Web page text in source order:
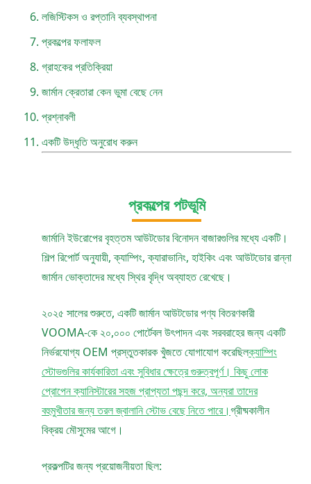
লজিস্টিকস ও রপ্তানি ব্যবস্থাপনা
প্রকল্পের ফলাফল
গ্রাহকের প্রতিক্রিয়া
জার্মান ক্রেতারা কেন ভুমা বেছে নেন
প্রশ্নাবলী
একটি উদ্ধৃতি অনুরোধ করুন
প্রকল্পের পটভূমি
জার্মানি ইউরোপের বৃহত্তম আউটডোর বিনোদন বাজারগুলির মধ্যে একটি।
শিল্প রিপোর্ট অনুযায়ী, ক্যাম্পিং, ক্যারাভানিং, হাইকিং এবং আউটডোর রান্না
জার্মান ভোক্তাদের মধ্যে স্থির বৃদ্ধি অব্যাহত রেখেছে।
২০২৫ সালের শুরুতে, একটি জার্মান আউটডোর পণ্য বিতরণকারী
VOOMA-কে ২০,০০০ পোর্টেবল উৎপাদন এবং সরবরাহের জন্য একটি
নির্ভরযোগ্য OEM প্রস্তুতকারক খুঁজতে যোগাযোগ করেছিলক্যাম্পিং
স্টোভগুলির কার্যকারিতা এবং সুবিধার ক্ষেত্রে গুরুত্বপূর্ণ। কিছু লোক
প্রোপেন ক্যানিস্টারের সহজ প্রাপ্যতা পছন্দ করে, অন্যরা তাদের
বহুমুখীতার জন্য তরল জ্বালানি স্টোভ বেছে নিতে পারে।গ্রীষ্মকালীন
বিক্রয় মৌসুমের আগে।
প্রকল্পটির জন্য প্রয়োজনীয়তা ছিল: